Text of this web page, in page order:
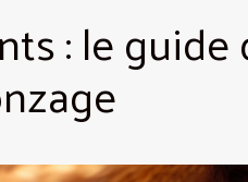
: le